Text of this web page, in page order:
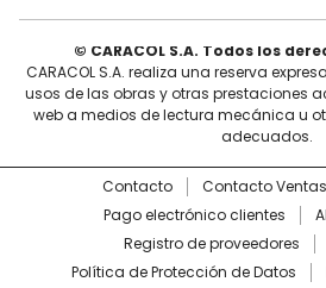
© CARACOL S.A. Todos los
CARACOL S.A. realiza una reserva
usos de las obras y otras prestaciones
web a medios de lectura mecánica u
adecuados.
Contacto Contacto Ventas
Pago electrónico clientes
Registro de proveedores
Política de Protección de Datos